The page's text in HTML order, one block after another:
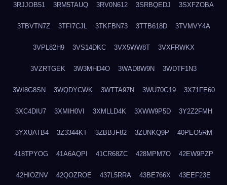
3RJJOB51 3RM5TAUQ 3RV0N612 3SRBQEDJ 3SXFZOBA
3TBVTN7Z 3TFI7CJL 3TKFBN73 3TTB618D 3TVMVY4A
3VPL82H9 3VS14DKC 3VX5WW8T 3VXFRWKX
3VZRTGEK 3W3MHD4O 3WAD8W9N 3WDTF1N3
3WI8G8SN 3WQDYCWK 3WTTA97N 3WU70G19 3X71FE60
3XC4DIU7 3XMIH0VI 3XMLLD4K 3XWW9P5D 3Y2Z2FMH
3YXUATB4 3Z3344KT 3ZBBJF82 3ZUNKQ9P 40PEO5RM
418TPYOG 41A6AQPI 41CR68ZC 428MPM7O 42EW9PZP
42HIOZNV 42QOZROE 437L5RRA 43BE766X 43EEF23E